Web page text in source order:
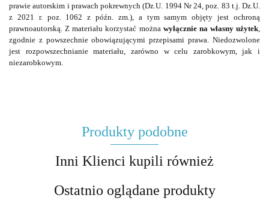
prawie autorskim i prawach pokrewnych (Dz.U. 1994 Nr 24, poz. 83 t.j. Dz.U.
z 2021 r. poz. 1062 z późn. zm.), a tym samym objęty jest ochroną
prawnoautorską. Z materiału korzystać można wyłącznie na własny użytek
zgodnie z powszechnie obowiązującymi przepisami prawa. Niedozwolone
jest rozpowszechnianie materiału, zarówno w celu zarobkowym, jak i
niezarobkowym.
Produkty podobne
Inni Klienci kupili również
Ostatnio oglądane produkty